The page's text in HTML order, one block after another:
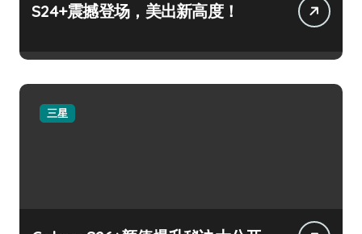
S24+震撼登场，美出新高度！
三星